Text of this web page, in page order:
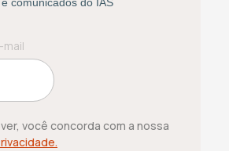
você concorda com a nossa